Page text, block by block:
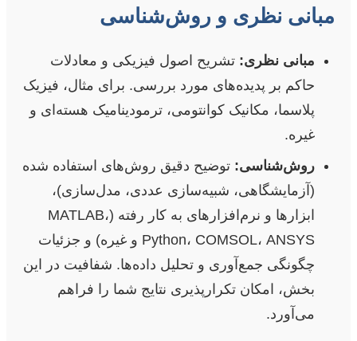
مبانی نظری و روش‌شناسی
مبانی نظری: تشریح اصول فیزیکی و معادلات
حاکم بر پدیده‌های مورد بررسی. برای مثال، فیزیک
پلاسما، مکانیک کوانتومی، ترمودینامیک هسته‌ای و
غیره.
روش‌شناسی: توضیح دقیق روش‌های استفاده شده
(آزمایشگاهی، شبیه‌سازی عددی، مدل‌سازی)،
ابزارها و نرم‌افزارهای به کار رفته (MATLAB،
Python، COMSOL، ANSYS و غیره) و جزئیات
چگونگی جمع‌آوری و تحلیل داده‌ها. شفافیت در این
بخش، امکان تکرارپذیری نتایج شما را فراهم
می‌آورد.